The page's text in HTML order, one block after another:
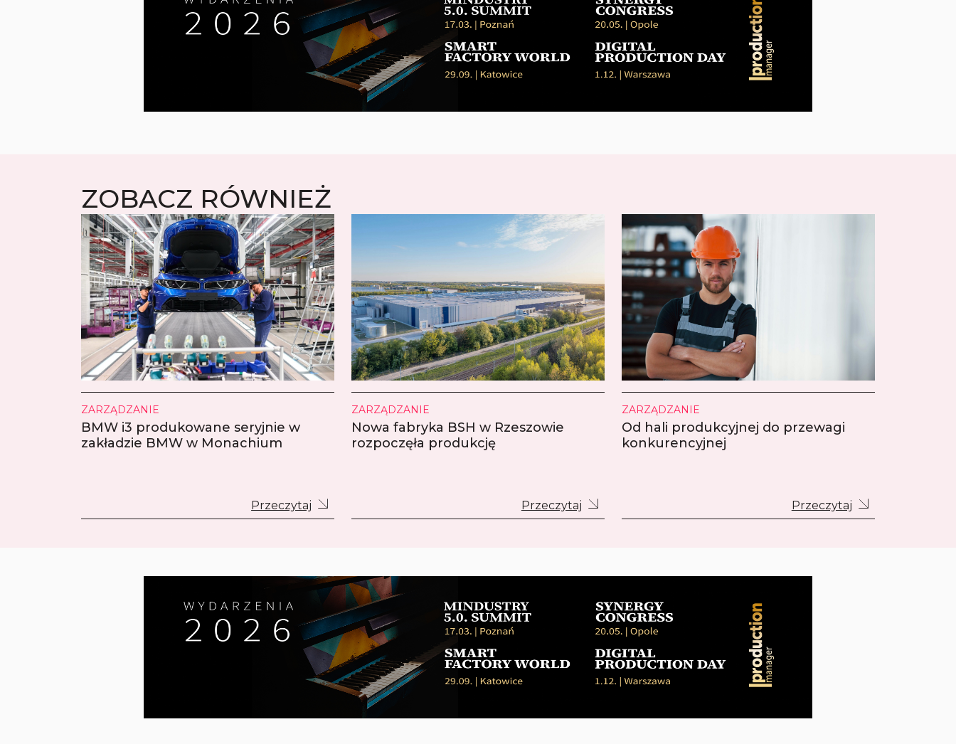
ZOBACZ RÓWNIEŻ
ZARZĄDZANIE
BMW i3 produkowane seryjnie w
zakładzie BMW w Monachium
Przeczytaj
ZARZĄDZANIE
Nowa fabryka BSH w Rzeszowie
rozpoczęła produkcję
Przeczytaj
ZARZĄDZANIE
Od hali produkcyjnej do przewagi
konkurencyjnej
Przeczytaj